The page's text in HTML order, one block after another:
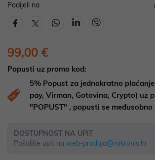
Podijeli na
99,00 €
Popusti uz promo kod:
5% Popust za jednokratno
pay, Virman, Gotovina, Crypto) uz
"POPUST" , popusti se
DOSTUPNOST NA UPIT
Pošaljite upit na web-prodaja@mikronis.hr